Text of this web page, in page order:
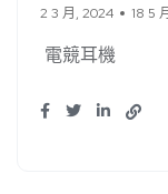
2 3 月, 2024 18 5
電競耳機